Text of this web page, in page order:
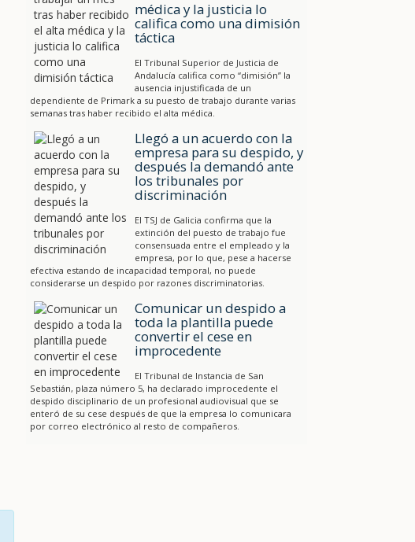
médica y la justicia lo
califica como una dimisión
táctica
El Tribunal Superior de Justicia de
Andalucía califica como “dimisión” la
ausencia injustificada de un
dependiente de Primark a su puesto de trabajo durante varias
semanas tras haber recibido el alta médica.
Llegó a un acuerdo con la
empresa para su despido, y
después la demandó ante
los tribunales por
discriminación
El TSJ de Galicia confirma que la
extinción del puesto de trabajo fue
consensuada entre el empleado y la
empresa, por lo que, pese a hacerse
efectiva estando de incapacidad temporal, no puede
considerarse un despido por razones discriminatorias.
Comunicar un despido a
toda la plantilla puede
convertir el cese en
improcedente
El Tribunal de Instancia de San
Sebastián, plaza número 5, ha declarado improcedente el
despido disciplinario de un profesional audiovisual que se
enteró de su cese después de que la empresa lo comunicara
por correo electrónico al resto de compañeros.